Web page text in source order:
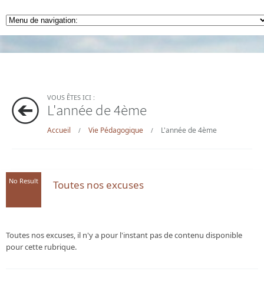
VOUS ÊTES ICI :
L'année de 4ème
Accueil / Vie Pédagogique / L'année de 4ème
No Result Toutes nos excuses
Toutes nos excuses, il n'y a pour l'instant pas de contenu disponible
pour cette rubrique.